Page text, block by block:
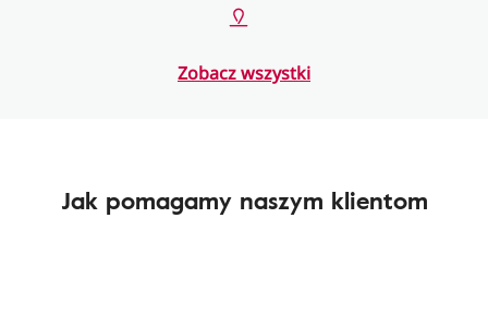
Zobacz wszystki
Jak pomagamy naszym klientom